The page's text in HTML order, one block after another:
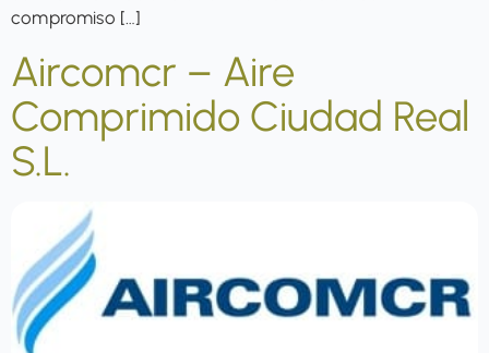
compromiso […]
Aircomcr – Aire
Comprimido Ciudad Real
S.L.